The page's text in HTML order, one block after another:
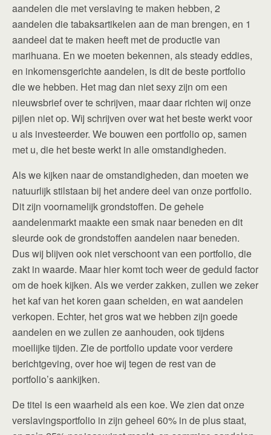
aandelen die met verslaving te maken hebben, 2
aandelen die tabaksartikelen aan de man brengen, en 1
aandeel dat te maken heeft met de productie van
marihuana. En we moeten bekennen, als steady eddies,
en inkomensgerichte aandelen, is dit de beste portfolio
die we hebben. Het mag dan niet sexy zijn om een
nieuwsbrief over te schrijven, maar daar richten wij onze
pijlen niet op. Wij schrijven over wat het beste werkt voor
u als investeerder. We bouwen een portfolio op, samen
met u, die het beste werkt in alle omstandigheden.
Als we kijken naar de omstandigheden, dan moeten we
natuurlijk stilstaan bij het andere deel van onze portfolio.
Dit zijn voornamelijk grondstoffen. De gehele
aandelenmarkt maakte een smak naar beneden en dit
sleurde ook de grondstoffen aandelen naar beneden.
Dus wij blijven ook niet verschoont van een portfolio, die
zakt in waarde. Maar hier komt toch weer de geduld factor
om de hoek kijken. Als we verder zakken, zullen we zeker
het kaf van het koren gaan scheiden, en wat aandelen
verkopen. Echter, het gros wat we hebben zijn goede
aandelen en we zullen ze aanhouden, ook tijdens
moeilijke tijden. Zie de portfolio update voor verdere
berichtgeving, over hoe wij tegen de rest van de
portfolio’s aankijken.
De titel is een waarheid als een koe. We zien dat onze
verslavingsportfolio in zijn geheel 60% in de plus staat,